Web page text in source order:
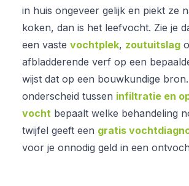
in huis ongeveer gelijk en piekt ze
koken, dan is het leefvocht. Zie je
een vaste vochtplek, zoutuitslag
afbladderende verf op een
wijst dat op een bouwkundige
onderscheid tussen infiltratie en
vocht bepaalt welke behandeling
twijfel geeft een gratis
voor je onnodig geld in een